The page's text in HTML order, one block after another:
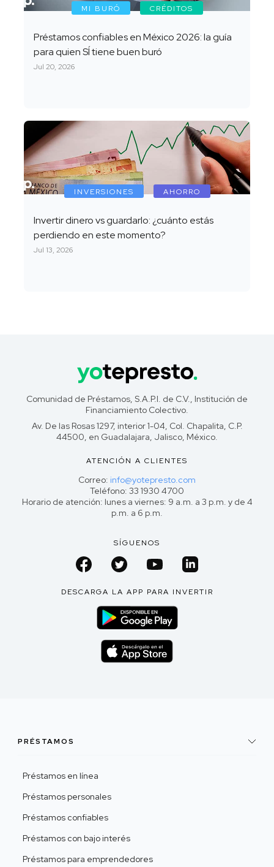
MI BURÓ CRÉDITOS
Préstamos confiables en México 2026: la guía
para quien SÍ tiene buen buró
Jul 20, 2026
INVERSIONES AHORRO
Invertir dinero vs guardarlo: ¿cuánto estás
perdiendo en este momento?
Jul 13, 2026
Comunidad de Préstamos, S.A.P.I. de C.V., Institución de
Financiamiento Colectivo.
Av. De las Rosas 1297, interior 1-04, Col. Chapalita, C.P.
44500, en Guadalajara, Jalisco, México.
ATENCIÓN A CLIENTES
Correo: info@yotepresto.com
Teléfono: 33 1930 4700
Horario de atención: lunes a viernes: 9 a.m. a 3 p.m. y de 4
p.m. a 6 p.m.
SÍGUENOS
DESCARGA LA APP PARA INVERTIR
PRÉSTAMOS
Préstamos en línea
Préstamos personales
Préstamos confiables
Préstamos con bajo interés
Préstamos para emprendedores